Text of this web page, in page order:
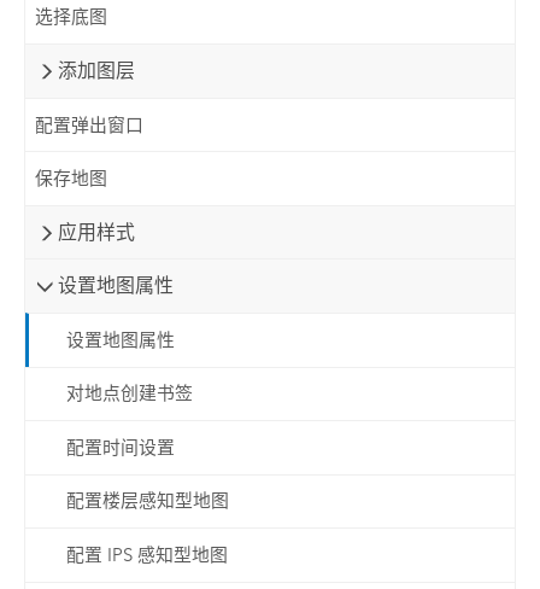
选择底图
添加图层
配置弹出窗口
保存地图
应用样式
设置地图属性
设置地图属性
对地点创建书签
配置时间设置
配置楼层感知型地图
配置 IPS 感知型地图